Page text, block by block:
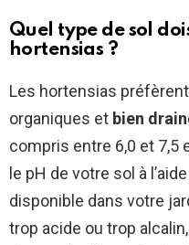
Quel type de sol
hortensias ?
Les hortensias
organiques et bien
compris entre 6,0 et 7,5
le pH de votre sol à
disponible dans votre
trop acide ou trop